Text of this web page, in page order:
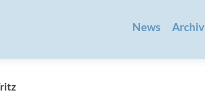
News Archiv